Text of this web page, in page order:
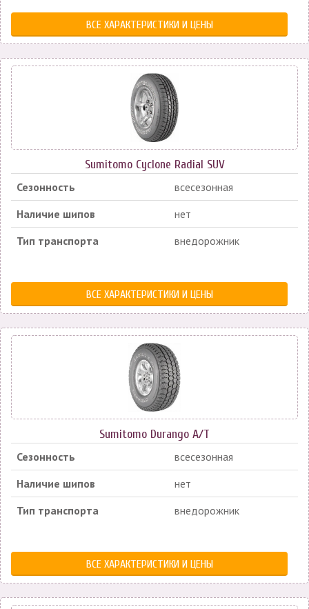
ВСЕ ХАРАКТЕРИСТИКИ И ЦЕНЫ
Sumitomo Cyclone Radial SUV
Сезонность
всесезонная
Наличие шипов
нет
Тип транспорта
внедорожник
ВСЕ ХАРАКТЕРИСТИКИ И ЦЕНЫ
Sumitomo Durango A/T
Сезонность
всесезонная
Наличие шипов
нет
Тип транспорта
внедорожник
ВСЕ ХАРАКТЕРИСТИКИ И ЦЕНЫ